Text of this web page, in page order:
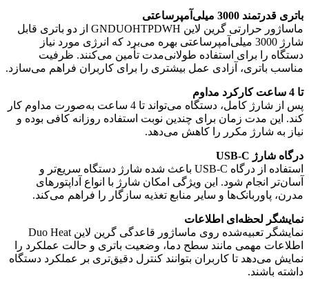
باتری قدرتمند 3000 میلی‌آمپرساعتی
ماساژور حرارتی گرین لاین GNDUOHTPDWH از دو باتری قابل
شارژ 3000 میلی‌آمپرساعتی بهره می‌برد که انرژی مورد نیاز
دستگاه را برای استفاده طولانی‌مدت تأمین می‌کنند. ظرفیت
مناسب باتری، آزادی عمل بیشتری را برای کاربران فراهم می‌سازد.
تا 4 ساعت کارکرد مداوم
پس از شارژ کامل، دستگاه می‌تواند تا 4 ساعت به‌صورت مداوم کار
کند. این مدت زمان برای چندین نوبت استفاده روزانه کافی بوده و
نیاز به شارژ مکرر را کاهش می‌دهد.
درگاه شارژ USB-C
استفاده از درگاه USB-C باعث شده شارژ دستگاه سریع‌تر و
آسان‌تر انجام شود. این ویژگی امکان شارژ با انواع آداپتورهای
مدرن، پاوربانک‌ها و سایر منابع تغذیه سازگار را فراهم می‌کند.
نمایشگر لحظه‌ای اطلاعات
نمایشگر تعبیه‌شده روی ماساژور قاعدگی گرین لاین Duo Heat
اطلاعات مهمی مانند سطح دما، وضعیت باتری و حالت عملکرد را
نمایش می‌دهد تا کاربران بتوانند کنترل دقیق‌تری بر عملکرد دستگاه
داشته باشند.